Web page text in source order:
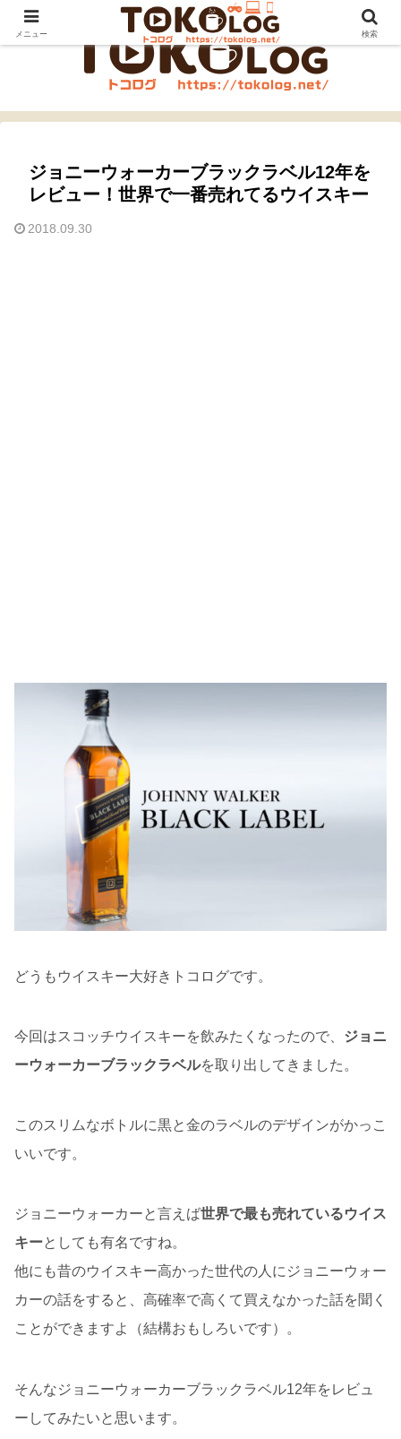
ジョニーウォーカーブラックラベル12年を
レビュー！世界で一番売れてるウイスキー
2018.09.30
どうもウイスキー大好きトコログです。
今回はスコッチウイスキーを飲みたくなったので、 ジョニ
ーウォーカーブラックラベルを取り出してきました。
このスリムなボトルに黒と金のラベルのデザインがかっこ
いいです。
ジョニーウォーカーと言えば世界で最も売れているウイス
キーとしても有名ですね。
他にも昔のウイスキー高かった世代の人にジョニーウォー
カーの話をすると、高確率で高くて買えなかった話を聞く
ことができますよ（結構おもしろいです）。
そんなジョニーウォーカーブラックラベル12年をレビュ
ーしてみたいと思います。
メニュー 検索